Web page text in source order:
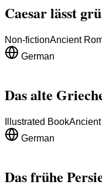
Caesar lässt
Non-fictionAncient
German
Das alte
Illustrated Book
German
Das frühe